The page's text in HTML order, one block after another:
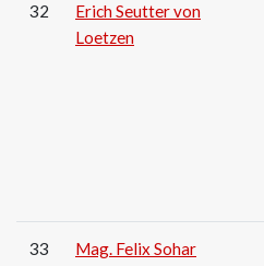
32
Erich Seutter von
Loetzen
33 Mag. Felix Sohar